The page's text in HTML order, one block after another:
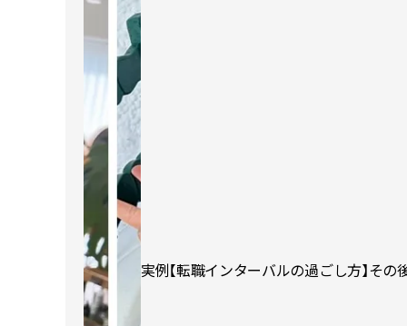
実例【転職インターバルの過ごし方】そ